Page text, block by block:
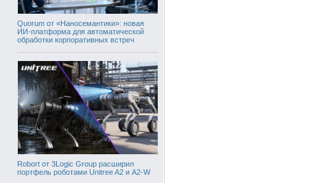
Quorum от «Наносемантики»: новая
ИИ-платформа для автоматической
обработки корпоративных встреч
Robort от 3Logic Group расширил
портфель роботами Unitree A2 и A2-W